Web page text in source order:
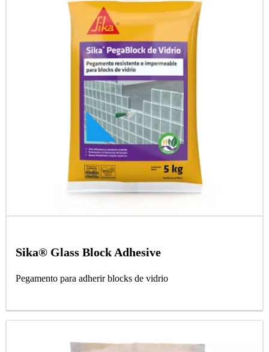
Sika® Glass Block Adhesive
Pegamento para adherir blocks de vidrio